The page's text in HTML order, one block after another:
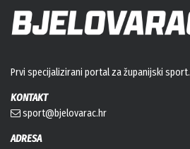
Prvi specijalizirani portal za županijski sport.
KONTAKT
sport@bjelovarac.hr
ADRESA